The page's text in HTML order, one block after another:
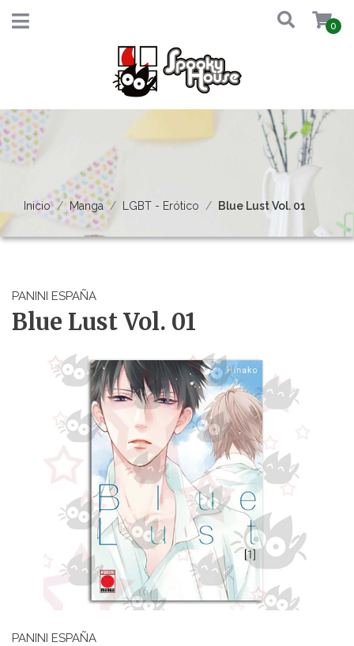
0
Inicio Manga LGBT - Erótico Blue Lust Vol. 01
PANINI ESPAÑA
Blue Lust Vol. 01
PANINI ESPAÑA